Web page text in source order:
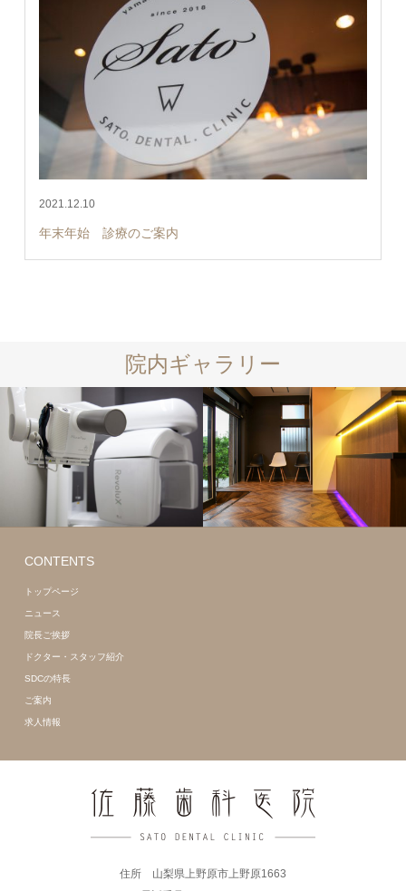
2021.12.10
年末年始 診療のご案内
院内ギャラリー
CONTENTS
トップページ
ニュース
院長ご挨拶
ドクター・スタッフ紹介
SDCの特長
ご案内
求人情報
住所 山梨県上野原市上野原1663